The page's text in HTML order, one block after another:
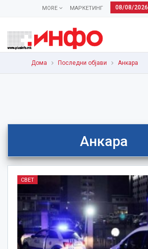
08/08/2026
МАРКЕТИНГ
MORE
Дома Последни објави Анкара
Анкара
СВЕТ